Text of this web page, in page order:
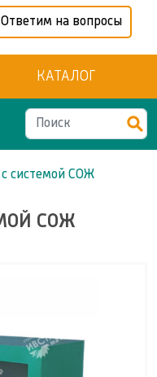
Ответим на вопросы
КАТАЛОГ
с системой СОЖ
СОЖ